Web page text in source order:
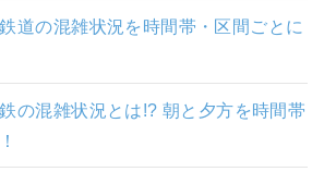
道の混雑状況を時間帯・区間ごとに
の混雑状況とは!? 朝と夕方を時間帯